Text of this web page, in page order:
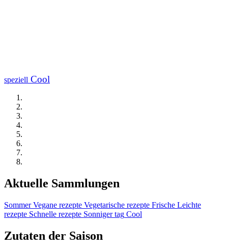
speziell Cool
Aktuelle Sammlungen
Sommer Vegane rezepte Vegetarische rezepte Frische Leichte
rezepte Schnelle rezepte Sonniger tag Cool
Zutaten der Saison